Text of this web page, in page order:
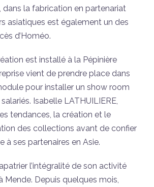
dans la fabrication en partenariat
asiatiques est également un des
d’Homéo.
est installé à la Pépinière
vient de prendre place dans
pour installer un show room
Isabelle LATHUILIERE,
tendances, la création et le
des collections avant de confier
à ses partenaires en Asie.
l’intégralité de son activité
Mende. Depuis quelques mois,